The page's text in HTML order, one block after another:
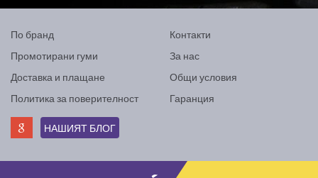
По бранд
Промотирани гуми
Доставка и плащане
Политика за поверителност
Контакти
За нас
Общи условия
Гаранция
НАШИЯТ БЛОГ